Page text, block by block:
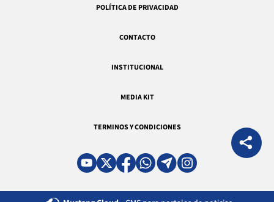
POLÍTICA DE PRIVACIDAD
CONTACTO
INSTITUCIONAL
MEDIA KIT
TERMINOS Y CONDICIONES